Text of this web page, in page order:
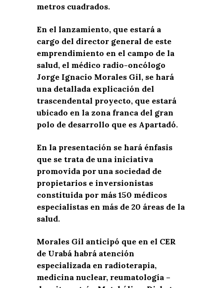
metros cuadrados.
En el lanzamiento, que estará a
cargo del director general de este
emprendimiento en el campo de la
salud, el médico radio-oncólogo
Jorge Ignacio Morales Gil, se hará
una detallada explicación del
trascendental proyecto, que estará
ubicado en la zona franca del gran
polo de desarrollo que es Apartadó.
En la presentación se hará énfasis
que se trata de una iniciativa
promovida por una sociedad de
propietarios e inversionistas
constituida por más 150 médicos
especialistas en más de 20 áreas de la
salud.
Morales Gil anticipó que en el CER
de Urabá habrá atención
especializada en radioterapia,
medicina nuclear, reumatología –